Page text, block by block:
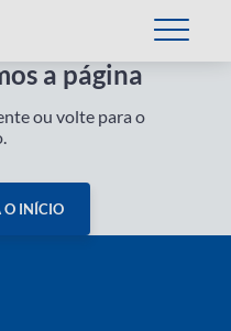
a página
ou volte para o
O INÍCIO